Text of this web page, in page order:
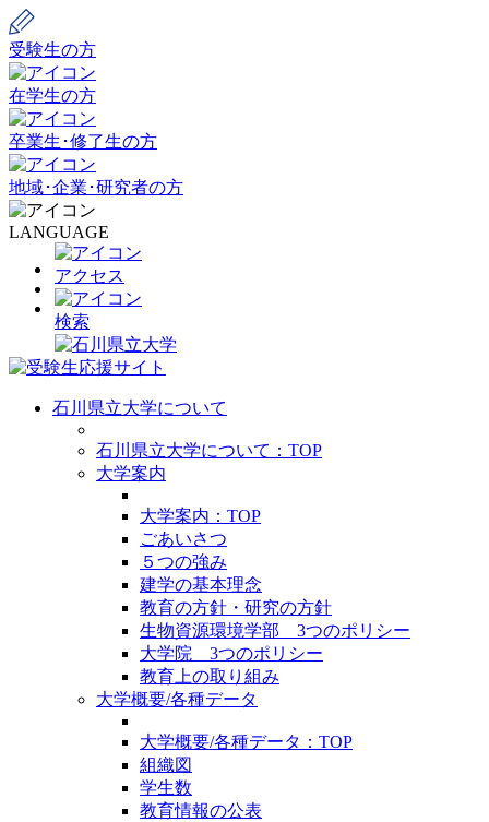
受験生の方
在学生の方
卒業生･修了生の方
地域･企業･研究者の方
LANGUAGE
アクセス
検索
石川県立大学について
石川県立大学について：TOP
大学案内
大学案内：TOP
ごあいさつ
５つの強み
建学の基本理念
教育の方針・研究の方針
生物資源環境学部 3つのポリシー
大学院 3つのポリシー
教育上の取り組み
大学概要/各種データ
大学概要/各種データ：TOP
組織図
学生数
教育情報の公表